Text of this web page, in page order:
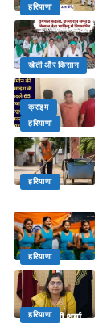
हरियाणा
खेती और किसान
क्राइम
हरियाणा
हरियाणा
हरियाणा
हरियाणा